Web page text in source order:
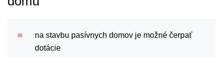
na stavbu pasívnych domov je možné čerpať
dotácie